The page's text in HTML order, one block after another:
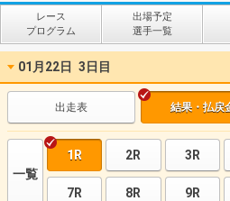
レース
プログラム
出場予定
選手一覧
01月22日 3日目
出走表 結果・払戻
一覧
1R 2R 3R
7R 8R 9R